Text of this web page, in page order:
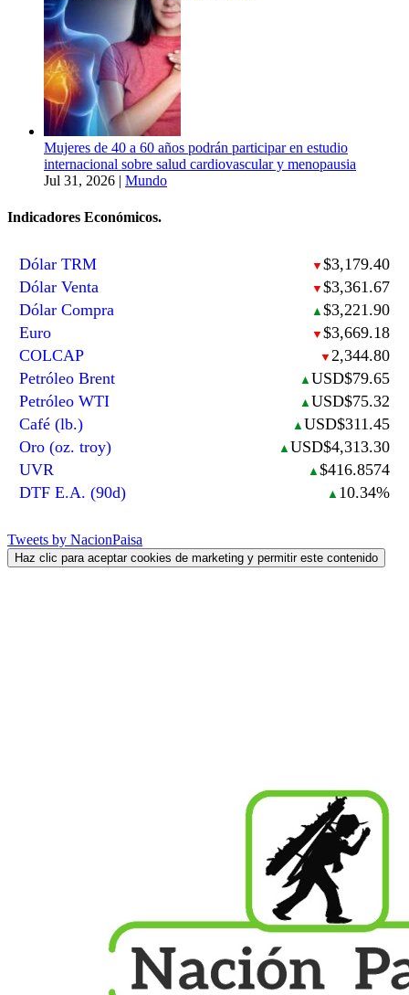
Mujeres de 40 a 60 años podrán participar en estudio
internacional sobre salud cardiovascular y menopausia
Jul 31, 2026 | Mundo
Indicadores Económicos.
Dólar TRM ▼ $3,179.40
Dólar Venta
▼ $3,361.67
Dólar Compra
▲ $3,221.90
Euro
▼ $3,669.18
COLCAP
▼ 2,344.80
Petróleo Brent
▲ USD$79.65
Petróleo WTI
▲ USD$75.32
Café (lb.)
▲ USD$311.45
Oro (oz. troy)
▲ USD$4,313.30
UVR
▲ $416.8574
DTF E.A. (90d)
▲ 10.34%
Tweets by NacionPaisa
Haz clic para aceptar cookies de marketing y permitir este contenido